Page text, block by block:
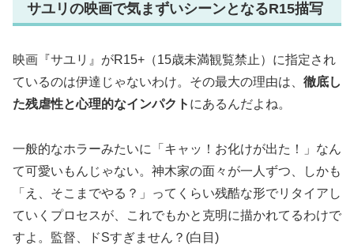
サユリの映画で気まずいシーンとなるR15描写
映画『サユリ』がR15+（15歳未満観覧禁止）に指定され
ているのは伊達じゃないわけ。その最大の理由は、 徹底し
た残虐性と心理的なインパクト にあるんだよね。
一般的なホラーみたいに「キャッ！お化けが出た！」なん
て可愛いもんじゃない。神木家の面々が一人ずつ、しかも
「え、そこまでやる？」ってくらい残酷な形でリタイアし
ていくプロセスが、これでもかと克明に描かれてるわけで
すよ。監督、ドSすぎません？(白目)